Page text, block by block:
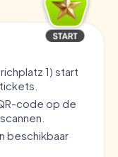
1) start
code op de
beschikbaar